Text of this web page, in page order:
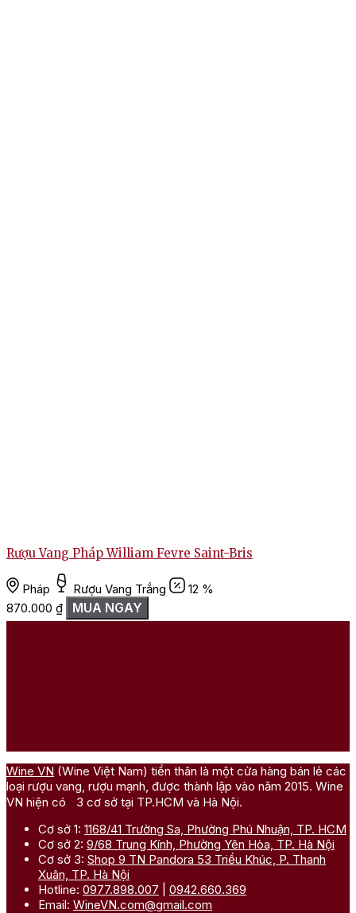
Rượu Vang Pháp William Fevre Saint-Bris
Pháp Rượu Vang Trắng
12 %
870.000 ₫ MUA NGAY
Wine VN (Wine Việt Nam) tiền thân là một cửa hàng bán lẻ các
loại rượu vang, rượu mạnh, được thành lập vào năm 2015. Wine
VN hiện có 3 cơ sở tại TP.HCM và Hà Nội.
Cơ sở 1: 1168/41 Trường Sa, Phường Phú Nhuận, TP. HCM
Cơ sở 2: 9/68 Trung Kính, Phường Yên Hòa, TP. Hà Nội
Cơ sở 3: Shop 9 TN Pandora 53 Triều Khúc, P. Thanh
Xuân, TP. Hà Nội
Hotline: 0977.898.007
0942.660.369
Email: WineVN.com@gmail.com